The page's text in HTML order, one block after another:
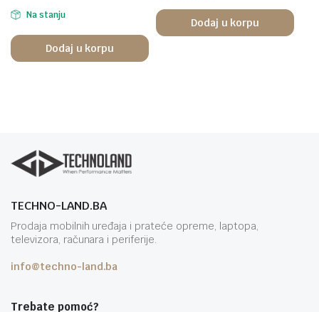
Na stanju
Dodaj u korpu
Dodaj u korpu
TECHNO-LAND.BA
Prodaja mobilnih uređaja i prateće opreme, laptopa,
televizora, računara i periferije.
info@techno-land.ba
Trebate pomoć?